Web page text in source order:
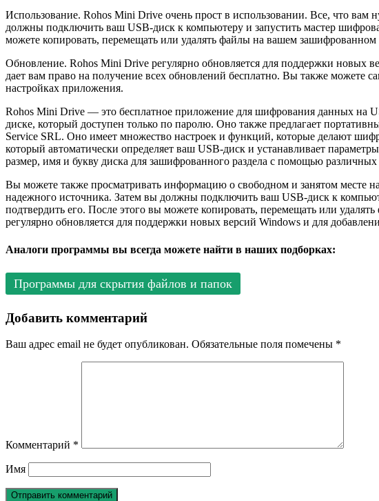
Использование. Rohos Mini Drive очень прост в использовании. Все, что вам
должны подключить ваш USB-диск к компьютеру и запустить мастер
можете копировать, перемещать или удалять файлы на вашем зашифрованном
Обновление. Rohos Mini Drive регулярно обновляется для поддержки
дает вам право на получение всех обновлений бесплатно. Вы также можете
настройках приложения.
Rohos Mini Drive — это бесплатное приложение для шифрования данных на
диске, который доступен только по паролю. Оно также предлагает
Service SRL. Оно имеет множество настроек и функций, которые делают
который автоматически определяет ваш USB-диск и устанавливает
размер, имя и букву диска для зашифрованного раздела с помощью
Вы можете также просматривать информацию о свободном и занятом месте
надежного источника. Затем вы должны подключить ваш USB-диск к
подтвердить его. После этого вы можете копировать, перемещать или
регулярно обновляется для поддержки новых версий Windows и для
Аналоги программы вы всегда можете найти в наших подборках:
Программы для скрытия файлов и папок
Добавить комментарий
Ваш адрес email не будет опубликован. Обязательные поля помечены *
Комментарий *
Имя